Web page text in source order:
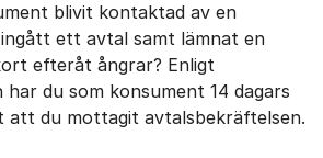
blivit kontaktad av en
ett avtal samt lämnat en
efteråt ångrar? Enligt
har du som konsument 14 dagars
du mottagit avtalsbekräftelsen.